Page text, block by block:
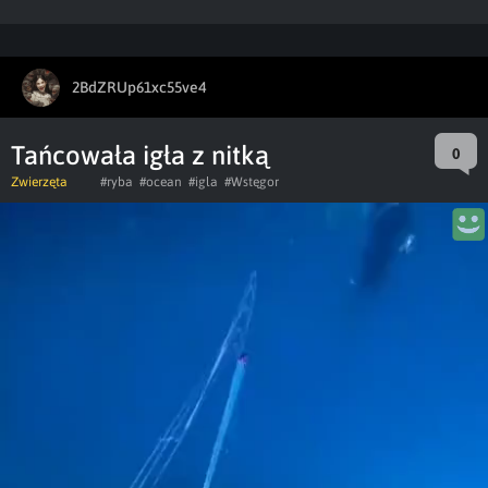
2BdZRUp61xc55ve4
Tańcowała igła z nitką 0
Zwierzęta #ryba #ocean #igla #Wstęgor